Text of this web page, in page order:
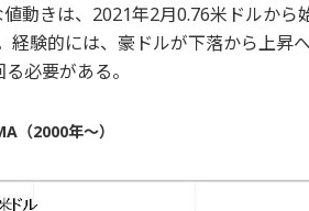
動きは、2021年2月0.76米ドルから
経験的には、豪ドルが下落から上昇
必要がある。
（2000年～）